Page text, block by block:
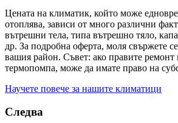
Цената на климатик, който може
отоплява, зависи от много различни
вътрешни тела, типа вътрешно тяло,
др. За подробна оферта, моля свържете
вашия район. Съвет: ако правите
термопомпа, може да имате право на
Научете повече за нашите климатици
Следва